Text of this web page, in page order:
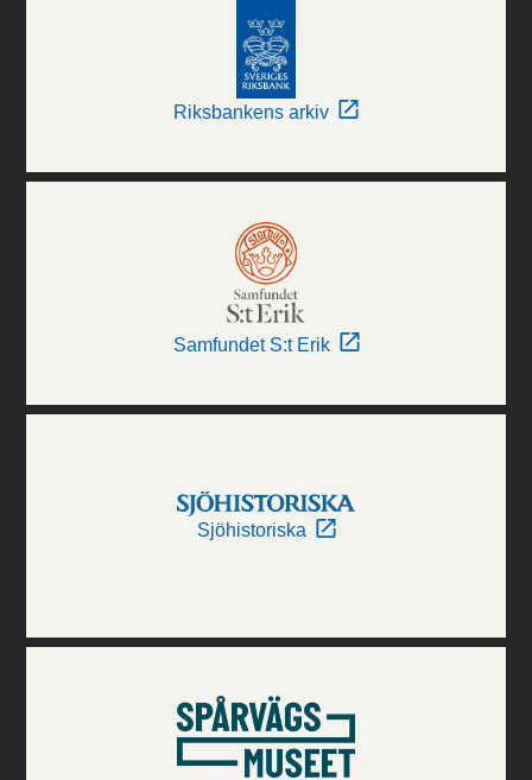
Riksbankens arkiv
Samfundet S:t Erik
Sjöhistoriska